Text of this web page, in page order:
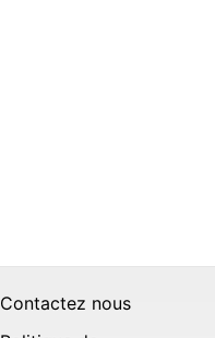
Contactez nous